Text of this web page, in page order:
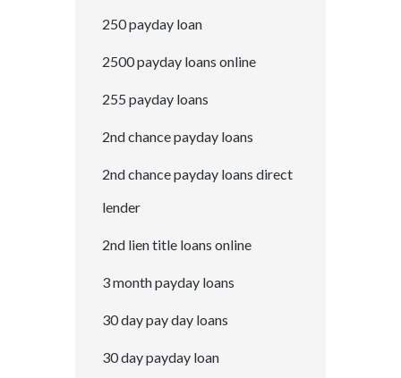
250 payday loan
2500 payday loans online
255 payday loans
2nd chance payday loans
2nd chance payday loans direct
lender
2nd lien title loans online
3 month payday loans
30 day pay day loans
30 day payday loan